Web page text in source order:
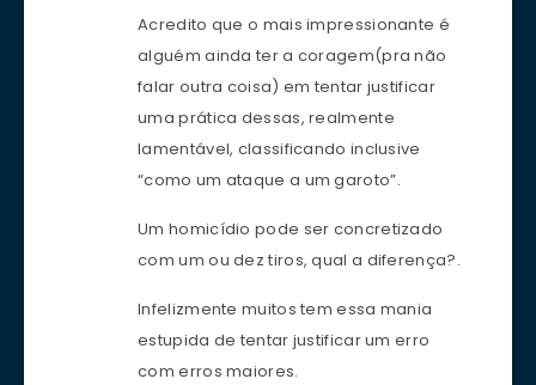
Acredito que o mais impressionante é
alguém ainda ter a coragem(pra não
falar outra coisa) em tentar justificar
uma prática dessas, realmente
lamentável, classificando inclusive
“como um ataque a um garoto”.
Um homicídio pode ser concretizado
com um ou dez tiros, qual a diferença?.
Infelizmente muitos tem essa mania
estupida de tentar justificar um erro
com erros maiores.